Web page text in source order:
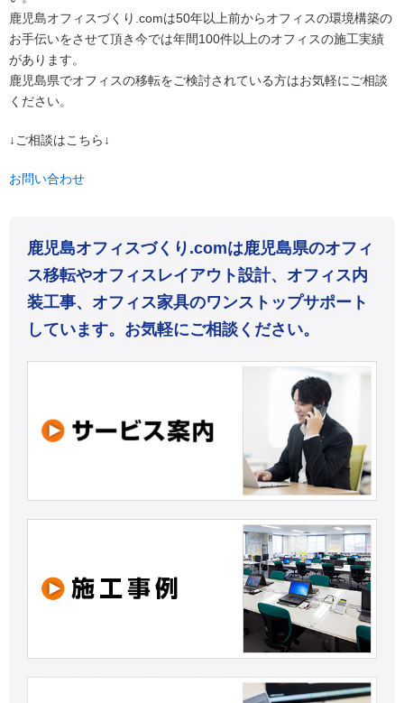
鹿児島オフィスづくり.comは50年以上前からオフィスの環境構築の
お手伝いをさせて頂き今では年間100件以上のオフィスの施工実績
があります。
鹿児島県でオフィスの移転をご検討されている方はお気軽にご相談
ください。
↓ご相談はこちら↓
お問い合わせ
鹿児島オフィスづくり.comは鹿児島県のオフィ
ス移転やオフィスレイアウト設計、オフィス内
装工事、オフィス家具のワンストップサポート
しています。お気軽にご相談ください。